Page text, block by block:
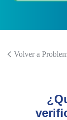
Volver a